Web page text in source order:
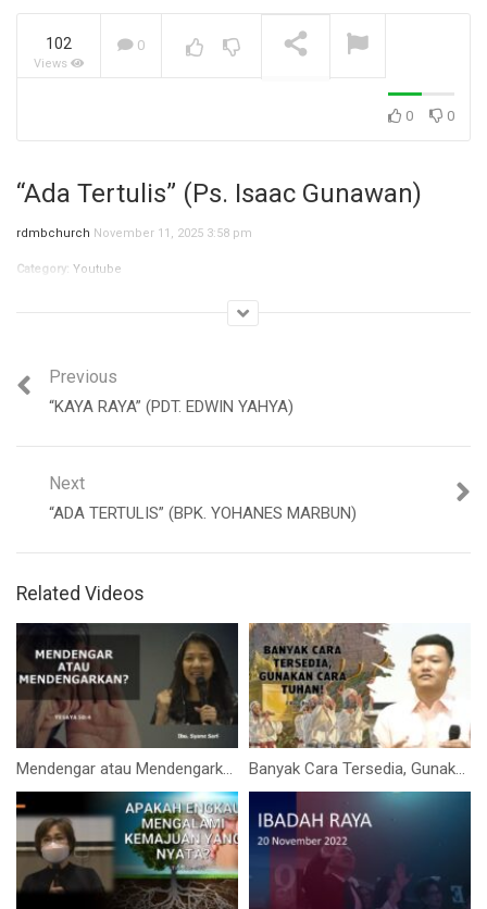
Jangan Biarkan Masa Lalu,
Depanmu! (Ibu Siane)
102
Views
0
0 0
“Ada Tertulis” (Ps. Isaac Gunawan)
rdmbchurch November 11, 2025 3:58 pm
Category: Youtube
Previous
“KAYA RAYA” (PDT. EDWIN YAHYA)
Next
“ADA TERTULIS” (BPK. YOHANES MARBUN)
Related Videos
Mendengar atau Mendengarkan? (Ibu. Syane Sari) Banyak Cara Tersedia, Gunakan Cara Tuhan! (Bpk. Yohanes Marbun)